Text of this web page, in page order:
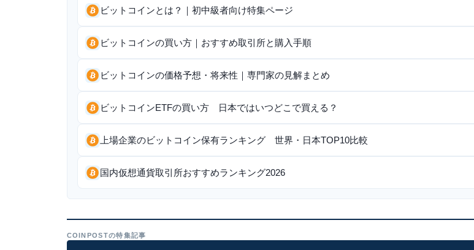
ビットコインとは？｜初中級者向け特集ページ
ビットコインの買い方｜おすすめ取引所と購入手順
ビットコインの価格予想・将来性｜専門家の見解まとめ
ビットコインETFの買い方 日本ではいつどこで買える？
上場企業のビットコイン保有ランキング 世界・日本TOP10比較
国内仮想通貨取引所おすすめランキング2026
COINPOSTの特集記事